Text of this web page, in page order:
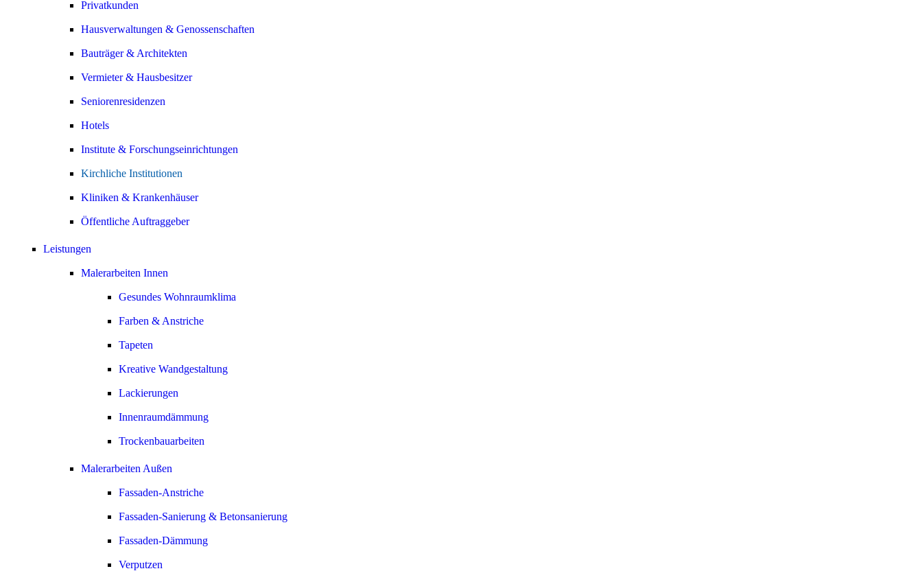
Privatkunden
Hausverwaltungen & Genossenschaften
Bauträger & Architekten
Vermieter & Hausbesitzer
Seniorenresidenzen
Hotels
Institute & Forschungseinrichtungen
Kirchliche Institutionen
Kliniken & Krankenhäuser
Öffentliche Auftraggeber
Leistungen
Malerarbeiten Innen
Gesundes Wohnraumklima
Farben & Anstriche
Tapeten
Kreative Wandgestaltung
Lackierungen
Innenraumdämmung
Trockenbauarbeiten
Malerarbeiten Außen
Fassaden-Anstriche
Fassaden-Sanierung & Betonsanierung
Fassaden-Dämmung
Verputzen